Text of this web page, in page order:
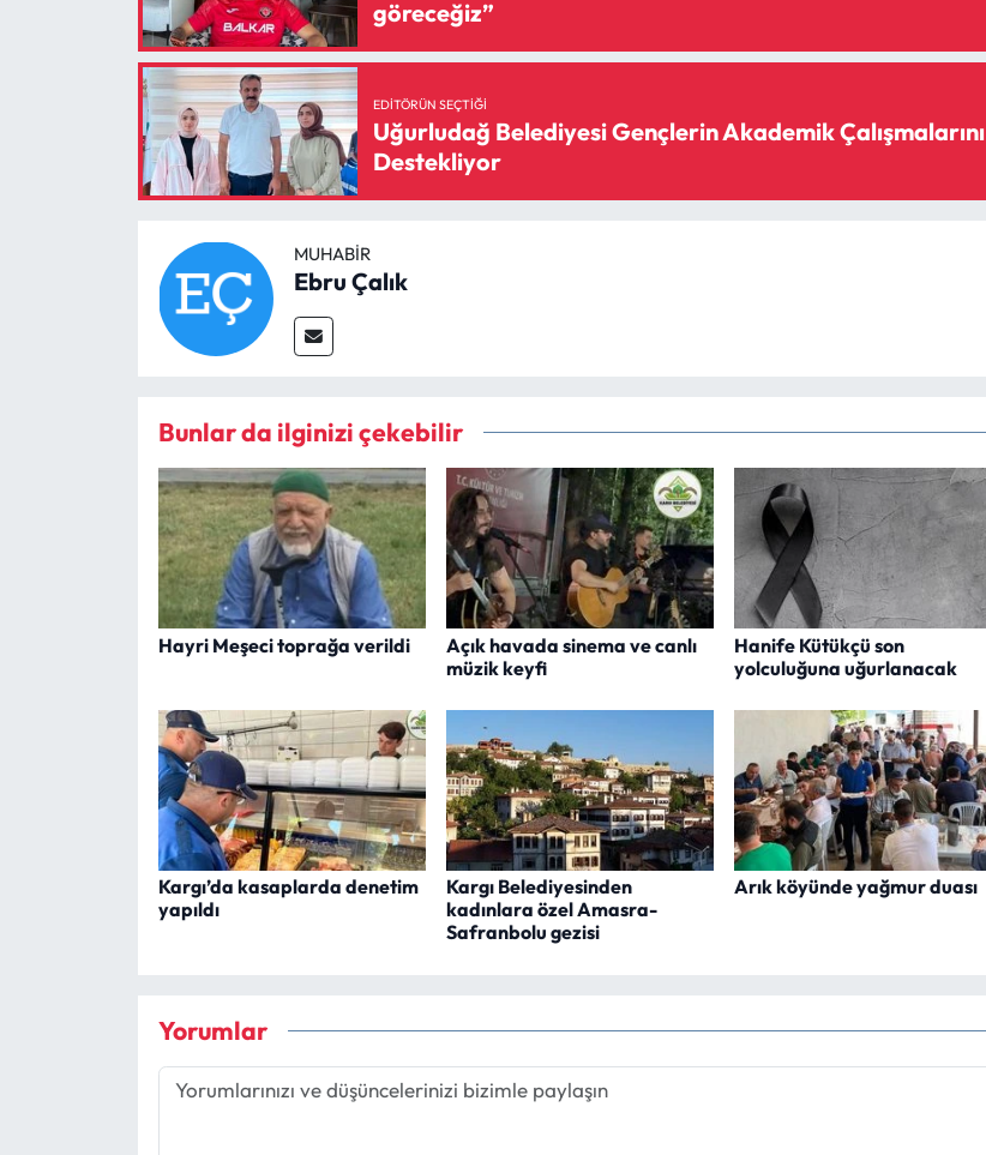
göreceğiz”
EDITÖRÜN SEÇTIĞI
Uğurludağ Belediyesi Gençlerin Akademik Çalışmalarını
Destekliyor
MUHABIR
Ebru Çalık
Bunlar da ilginizi çekebilir
Hayri Meşeci toprağa verildi
Açık havada sinema ve canlı
müzik keyfi
Hanife Kütükçü son
yolculuğuna uğurlanacak
Kargı’da kasaplarda denetim
yapıldı
Kargı Belediyesinden
kadınlara özel Amasra-
Safranbolu gezisi
Arık köyünde yağmur duası
Yorumlar
Sungurlu Haberleri
Uğurludağ Haberleri
Yayla Haber
Yerel Haberler